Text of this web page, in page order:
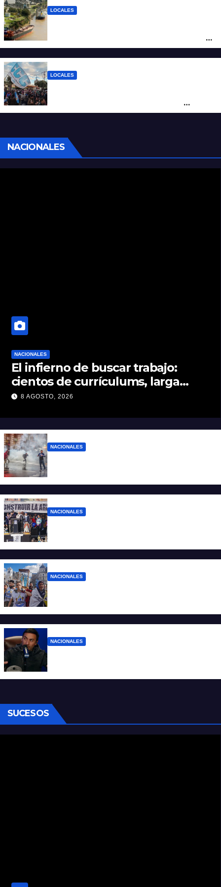
LOCALES
posicionar los puertos del sur de Santa Fe
como salida para las exportaciones
LOCALES
sociales y sindicales
NACIONALES
NACIONALES
El infierno de buscar trabajo:
cientos de currículums, larga
espera y menos puestos
8 AGOSTO, 2026
NACIONALES
NACIONALES
NACIONALES
NACIONALES
SUCESOS